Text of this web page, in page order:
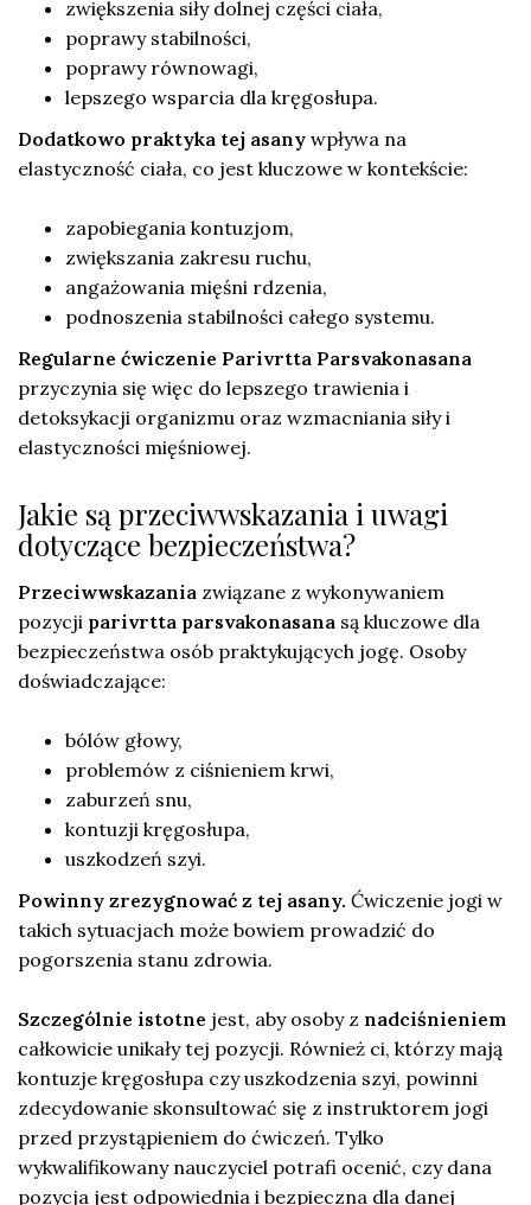
zwiększenia siły dolnej części ciała,
poprawy stabilności,
poprawy równowagi,
lepszego wsparcia dla kręgosłupa.
Dodatkowo praktyka tej asany wpływa na
elastyczność ciała, co jest kluczowe w kontekście:
zapobiegania kontuzjom,
zwiększania zakresu ruchu,
angażowania mięśni rdzenia,
podnoszenia stabilności całego systemu.
Regularne ćwiczenie Parivrtta Parsvakonasana
przyczynia się więc do lepszego trawienia i
detoksykacji organizmu oraz wzmacniania siły i
elastyczności mięśniowej.
Jakie są przeciwwskazania i uwagi
dotyczące bezpieczeństwa?
Przeciwwskazania związane z wykonywaniem
pozycji parivrtta parsvakonasana są kluczowe dla
bezpieczeństwa osób praktykujących jogę. Osoby
doświadczające:
bólów głowy,
problemów z ciśnieniem krwi,
zaburzeń snu,
kontuzji kręgosłupa,
uszkodzeń szyi.
Powinny zrezygnować z tej asany. Ćwiczenie jogi w
takich sytuacjach może bowiem prowadzić do
pogorszenia stanu zdrowia.
Szczególnie istotne jest, aby osoby z nadciśnieniem
całkowicie unikały tej pozycji. Również ci, którzy mają
kontuzje kręgosłupa czy uszkodzenia szyi, powinni
zdecydowanie skonsultować się z instruktorem jogi
przed przystąpieniem do ćwiczeń. Tylko
wykwalifikowany nauczyciel potrafi ocenić, czy dana
pozycja jest odpowiednia i bezpieczna dla danej